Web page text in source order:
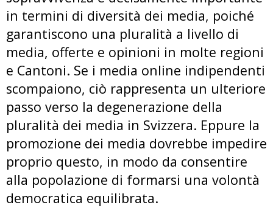
in termini di diversità dei media, poiché
garantiscono una pluralità a livello di
media, offerte e opinioni in molte regioni
e Cantoni. Se i media online indipendenti
scompaiono, ciò rappresenta un ulteriore
passo verso la degenerazione della
pluralità dei media in Svizzera. Eppure la
promozione dei media dovrebbe impedire
proprio questo, in modo da consentire
alla popolazione di formarsi una volontà
democratica equilibrata.